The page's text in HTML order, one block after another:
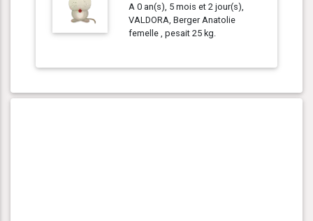
A 0 an(s), 5 mois et 2 jour(s),
VALDORA, Berger Anatolie
femelle , pesait 25 kg.